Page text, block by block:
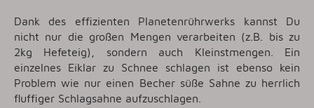
Dank des effizienten Planetenrührwerks kannst Du
nicht nur die großen Mengen verarbeiten (z.B. bis zu
2kg Hefeteig), sondern auch Kleinstmengen. Ein
einzelnes Eiklar zu Schnee schlagen ist ebenso kein
Problem wie nur einen Becher süße Sahne zu herrlich
fluffiger Schlagsahne aufzuschlagen.